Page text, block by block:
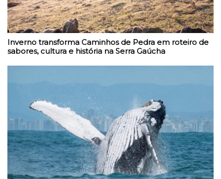
Inverno transforma Caminhos de Pedra em roteiro de
sabores, cultura e história na Serra Gaúcha